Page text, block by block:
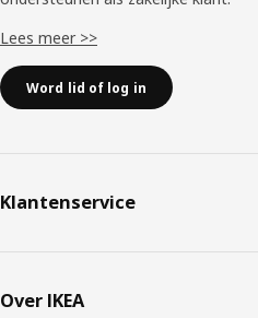
Lees meer >>
Word lid of log in
Klantenservice
Over IKEA